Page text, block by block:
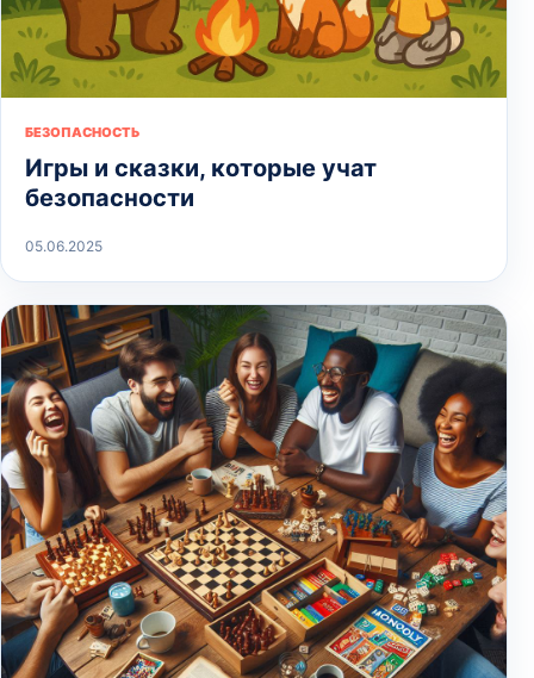
БЕЗОПАСНОСТЬ
Игры и сказки, которые учат
безопасности
05.06.2025